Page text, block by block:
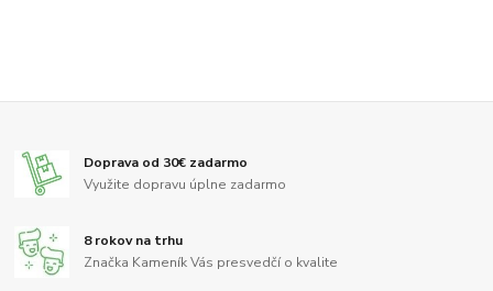
Doprava od 30€ zadarmo
Využite dopravu úplne zadarmo
8 rokov na trhu
Značka Kameník Vás presvedčí o kvalite